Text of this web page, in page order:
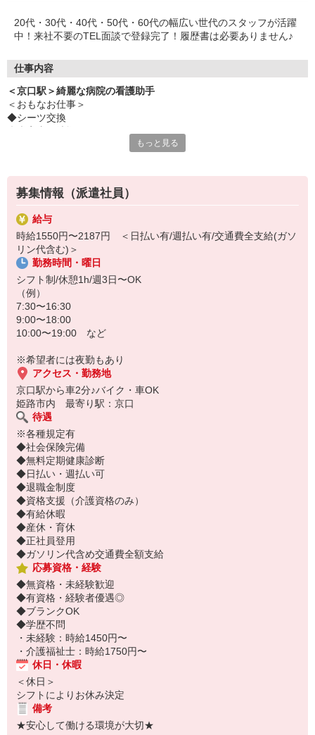
20代・30代・40代・50代・60代の幅広い世代のスタッフが活躍
中！来社不要のTEL面談で登録完了！履歴書は必要ありません♪
仕事内容
＜京口駅＞綺麗な病院の看護助手
＜おもなお仕事＞
◆シーツ交換
シンプルな業務ばかりで未経験でも問題なし！
職場はおもに地域の方々が通う病院◎
バタバタと忙しく動き回るような忙しさは基本的にありません！
マイペースにコツコツと業務に取り組める環境です♪
もっと見る
募集情報（派遣社員）
給与
時給1550円〜2187円 ＜日払い有/週払い有/交通費全支給(ガソ
リン代含む)＞
勤務時間・曜日
シフト制/休憩1h/週3日〜OK
（例）
7:30〜16:30
9:00〜18:00
10:00〜19:00 など
※希望者には夜勤もあり
アクセス・勤務地
京口駅から車2分♪バイク・車OK
姫路市内 最寄り駅：京口
待遇
※各種規定有
◆社会保険完備
◆無料定期健康診断
◆日払い・週払い可
◆退職金制度
◆資格支援（介護資格のみ）
◆有給休暇
◆産休・育休
◆正社員登用
◆ガソリン代含め交通費全額支給
応募資格・経験
◆無資格・未経験歓迎
◆有資格・経験者優遇◎
◆ブランクOK
◆学歴不問
・未経験：時給1450円〜
・介護福祉士：時給1750円〜
休日・休暇
＜休日＞
シフトによりお休み決定
備考
★安心して働ける環境が大切★